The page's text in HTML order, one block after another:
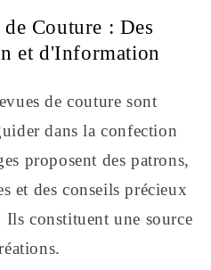
Couture : Des
et d'Information
de couture sont
dans la confection
proposent des patrons,
et des conseils précieux
constituent une source